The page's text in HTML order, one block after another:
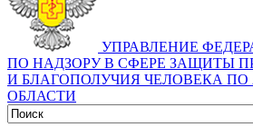
УПРАВЛЕНИЕ
ПО НАДЗОРУ В СФЕРЕ ЗАЩИТЫ
И БЛАГОПОЛУЧИЯ ЧЕЛОВЕКА
ОБЛАСТИ